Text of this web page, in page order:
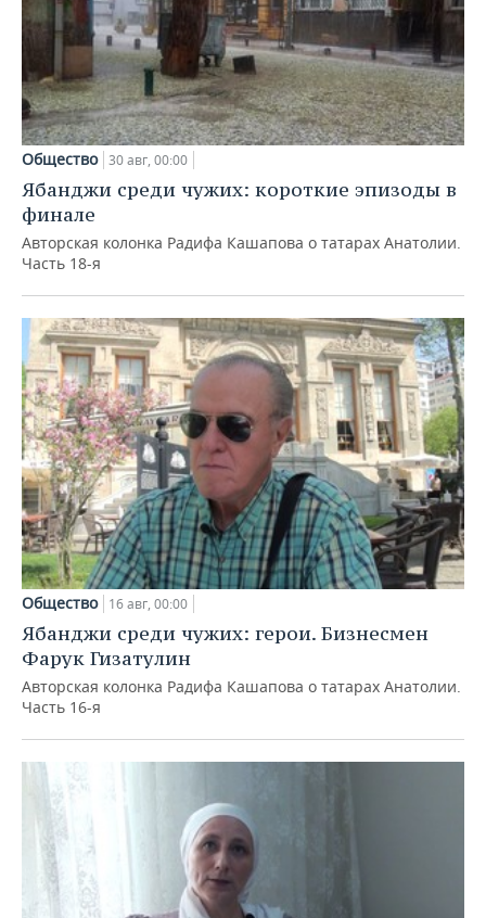
Общество 30 авг, 00:00
Ябанджи среди чужих: короткие эпизоды в
финале
Авторская колонка Радифа Кашапова о татарах Анатолии.
Часть 18-я
Общество 16 авг, 00:00
Ябанджи среди чужих: герои. Бизнесмен
Фарук Гизатулин
Авторская колонка Радифа Кашапова о татарах Анатолии.
Часть 16-я